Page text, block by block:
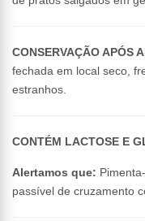
CONSERVAÇÃO APÓS
fechada em local seco,
estranhos.
CONTÉM LACTOSE E
Alertamos que:
passível de cruzamento